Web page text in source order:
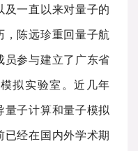
一直以来对量子的
陈远珍重回量子航
参与建立了广东省
拟实验室。近几年
子计算和量子模拟
经在国内外学术期